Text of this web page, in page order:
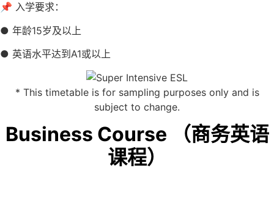
📌 入学要求：
● 年龄15岁及以上
● 英语水平达到A1或以上
* This timetable is for sampling purposes only and is
subject to change.
Business Course （商务英语
课程）